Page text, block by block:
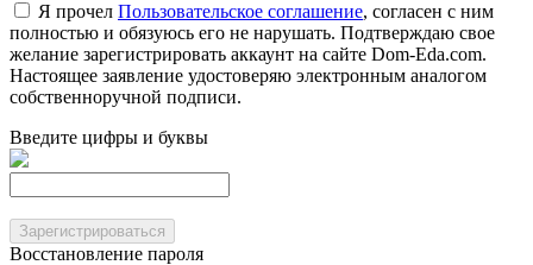
Я прочел Пользовательское соглашение, согласен с ним
полностью и обязуюсь его не нарушать. Подтверждаю свое
желание зарегистрировать аккаунт на сайте Dom-Eda.com.
Настоящее заявление удостоверяю электронным аналогом
собственноручной подписи.
Введите цифры и буквы
Зарегистрироваться
Восстановление пароля